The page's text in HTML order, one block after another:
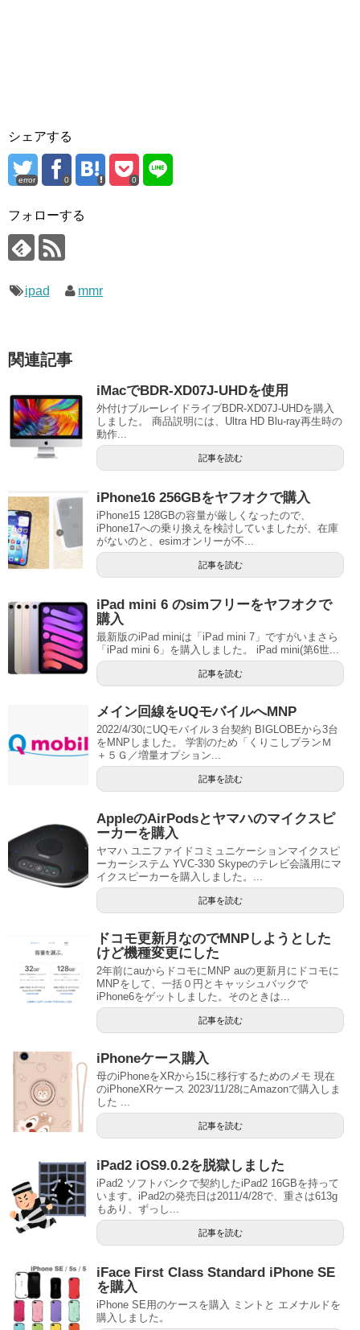
シェアする
error 0 0
フォローする
ipad mmr
関連記事
iMacでBDR-XD07J-UHDを使用
外付けブルーレイドライブBDR-XD07J-UHDを購入
しました。 商品説明には、Ultra HD Blu-ray再生時の
動作...
記事を読む
iPhone16 256GBをヤフオクで購入
iPhone15 128GBの容量が厳しくなったので、
iPhone17への乗り換えを検討していましたが、在庫
がないのと、esimオンリーが不...
記事を読む
iPad mini 6 のsimフリーをヤフオクで
購入
最新版のiPad miniは「iPad mini 7」ですがいまさら
「iPad mini 6」を購入しました。 iPad mini(第6世...
記事を読む
メイン回線をUQモバイルへMNP
2022/4/30にUQモバイル３台契約 BIGLOBEから3台
をMNPしました。 学割のため「くりこしプランＭ
＋５Ｇ／増量オプション...
記事を読む
AppleのAirPodsとヤマハのマイクスピ
ーカーを購入
ヤマハ ユニファイドコミュニケーションマイクスピ
ーカーシステム YVC-330 Skypeのテレビ会議用にマ
イクスピーカーを購入しました。...
記事を読む
ドコモ更新月なのでMNPしようとした
けど機種変更にした
2年前にauからドコモにMNP auの更新月にドコモに
MNPをして、一括０円とキャッシュバックで
iPhone6をゲットしました。そのときは...
記事を読む
iPhoneケース購入
母のiPhoneをXRから15に移行するためのメモ 現在
のiPhoneXRケース 2023/11/28にAmazonで購入しま
した ...
記事を読む
iPad2 iOS9.0.2を脱獄しました
iPad2 ソフトバンクで契約したiPad2 16GBを持って
います。iPad2の発売日は2011/4/28で、重さは613g
もあり、ずっし...
記事を読む
iFace First Class Standard iPhone SE
を購入
iPhone SE用のケースを購入 ミントと エメナルドを
購入しました。